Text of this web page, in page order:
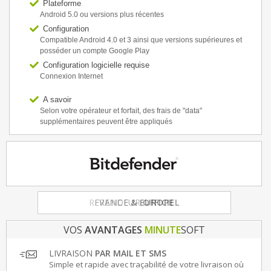
Plateforme
Android 5.0 ou versions plus récentes
Configuration
Compatible Android 4.0 et 3 ainsi que versions supérieures et
posséder un compte Google Play
Configuration logicielle requise
Connexion Internet
A savoir
Selon votre opérateur et forfait, des frais de "data"
supplémentaires peuvent être appliqués
FRANCE & EUROPE
VOS AVANTAGES MINUTESOFT
LIVRAISON PAR MAIL ET SMS
Simple et rapide avec traçabilité de votre livraison où